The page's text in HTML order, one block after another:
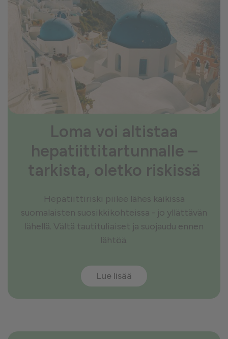
Loma voi altistaa
hepatiittitartunnalle –
tarkista, oletko riskissä
Hepatiittiriski piilee lähes kaikissa
suomalaisten suosikkikohteissa - jo yllättävän
lähellä. Vältä tautituliaiset ja suojaudu ennen
lähtöä.
Lue lisää